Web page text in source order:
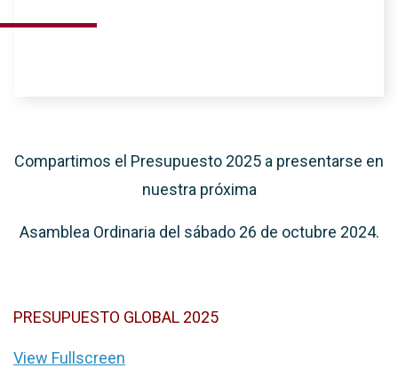
Compartimos el Presupuesto 2025 a presentarse en
nuestra próxima
Asamblea Ordinaria del sábado 26 de octubre 2024.
PRESUPUESTO GLOBAL 2025
View Fullscreen